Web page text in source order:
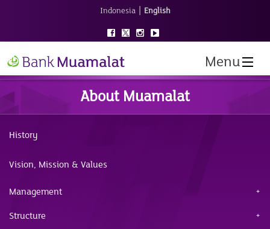
Indonesia | English
Menu
About Muamalat
History
Vision, Mission & Values
Management
Structure